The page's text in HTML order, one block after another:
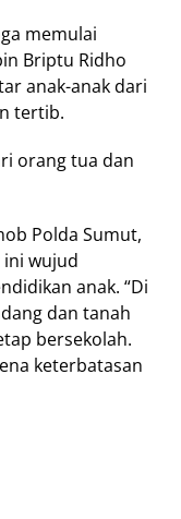
memulai
Briptu Ridho
anak-anak dari
tertib.
orang tua dan
Polda Sumut,
wujud
anak. “Di
dan tanah
bersekolah.
keterbatasan